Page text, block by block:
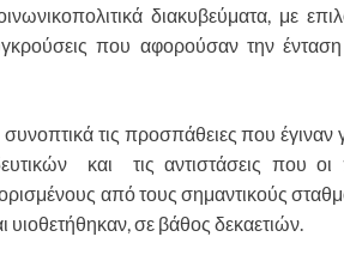
διακυβεύματα, με
που αφορούσαν την
τις προσπάθειες που έγιναν
και τις αντιστάσεις που οι
από τους σημαντικούς
υιοθετήθηκαν, σε βάθος δεκαετιών.